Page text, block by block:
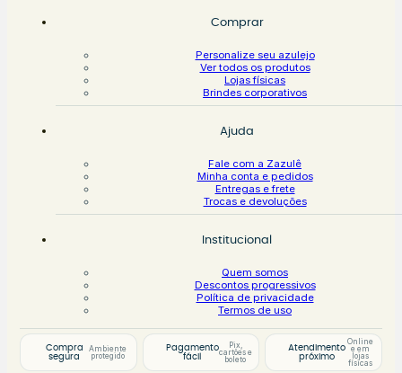
Comprar
Personalize seu azulejo
Ver todos os produtos
Lojas físicas
Brindes corporativos
Ajuda
Fale com a Zazulê
Minha conta e pedidos
Entregas e frete
Trocas e devoluções
Institucional
Quem somos
Descontos progressivos
Política de privacidade
Termos de uso
Compra
segura
Ambiente
protegido
Pagamento
fácil
Pix,
cartões e
boleto
Atendimento
próximo
Online
e em
lojas
físicas